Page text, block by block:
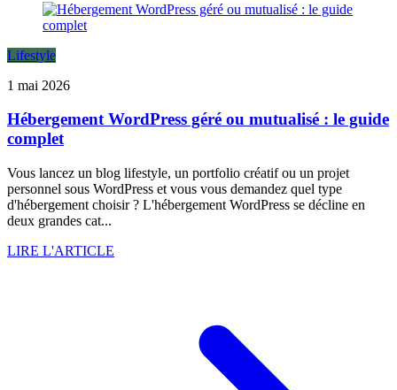
Lifestyle
1 mai 2026
Hébergement WordPress géré ou mutualisé : le guide
complet
Vous lancez un blog lifestyle, un portfolio créatif ou un projet
personnel sous WordPress et vous vous demandez quel type
d'hébergement choisir ? L'hébergement WordPress se décline en
deux grandes cat...
LIRE L'ARTICLE